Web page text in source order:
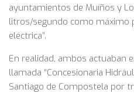
ayuntamientos de Muíños y
litros/segundo como máximo
eléctrica”.
En realidad, ambos actuaban
llamada “Concesionaria
Santiago de Compostela por